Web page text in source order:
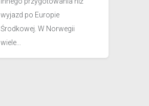
wyjazd po Europie
Środkowej. W Norwegii
wiele...